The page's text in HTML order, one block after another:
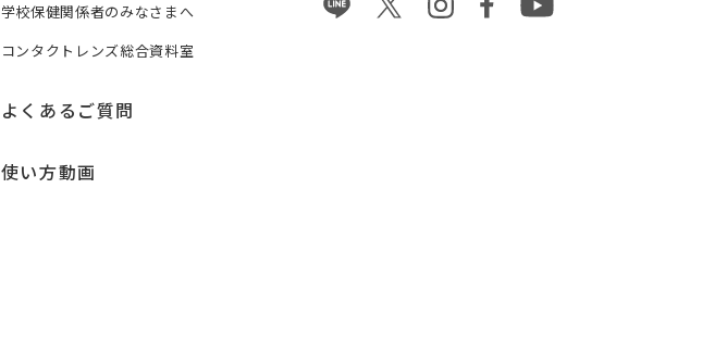
学校保健関係者のみなさまへ
コンタクトレンズ総合資料室
よくあるご質問
使い方動画